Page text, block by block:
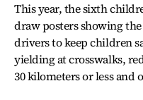
This year, the sixth
draw posters showing
drivers to keep children
yielding at crosswalks,
30 kilometers or less